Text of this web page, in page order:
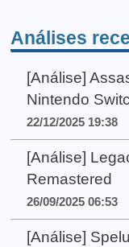
Análises
[Análise]
Nintendo
22/12/2025 19:38
[Análise]
Remastered
26/09/2025 06:53
[Análise]